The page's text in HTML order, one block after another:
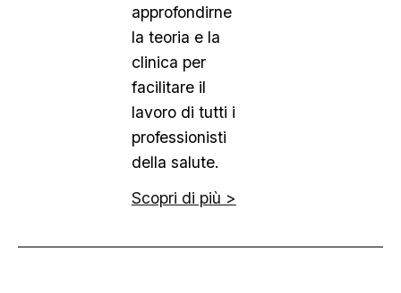
approfondirne
la teoria e la
clinica per
facilitare il
lavoro di tutti i
professionisti
della salute.
Scopri di più >